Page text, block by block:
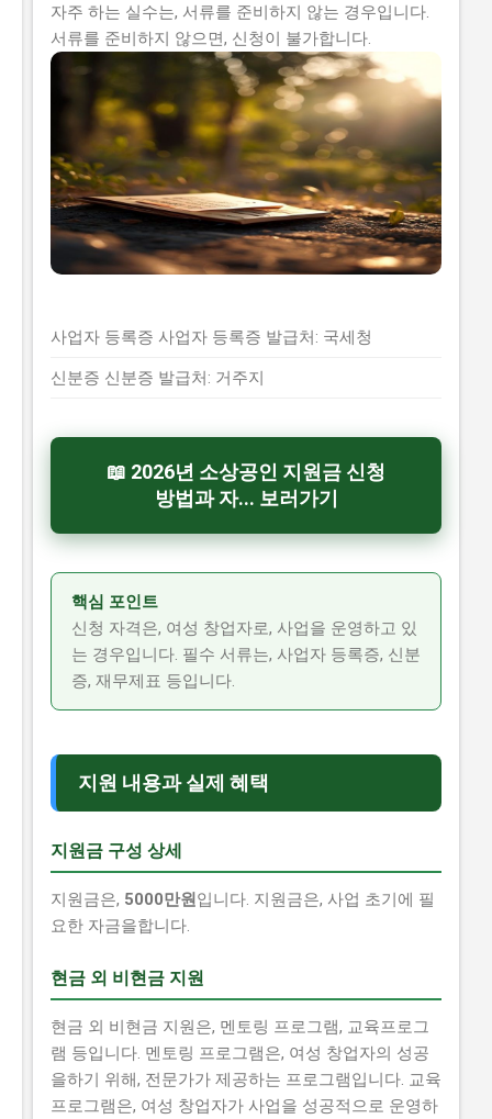
자주 하는 실수는, 서류를 준비하지 않는 경우입니다.
서류를 준비하지 않으면, 신청이 불가합니다.
사업자 등록증 사업자 등록증 발급처: 국세청
신분증 신분증 발급처: 거주지
📖 2026년 소상공인 지원금 신청
방법과 자... 보러가기
핵심 포인트
신청 자격은, 여성 창업자로, 사업을 운영하고 있
는 경우입니다. 필수 서류는, 사업자 등록증, 신분
증, 재무제표 등입니다.
지원 내용과 실제 혜택
지원금 구성 상세
지원금은, 5000만원입니다. 지원금은, 사업 초기에 필
요한 자금을합니다.
현금 외 비현금 지원
현금 외 비현금 지원은, 멘토링 프로그램, 교육프로그
램 등입니다. 멘토링 프로그램은, 여성 창업자의 성공
을하기 위해, 전문가가 제공하는 프로그램입니다. 교육
프로그램은, 여성 창업자가 사업을 성공적으로 운영하